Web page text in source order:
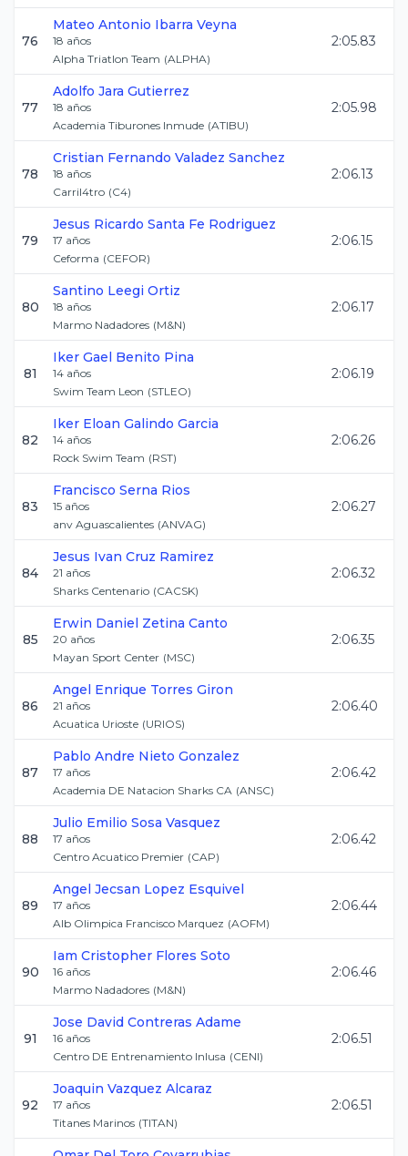
76
Mateo Antonio Ibarra Veyna
18 años
Alpha Triatlon Team (ALPHA)
2:05.83
77
Adolfo Jara Gutierrez
18 años
Academia Tiburones Inmude (ATIBU)
2:05.98
78
Cristian Fernando Valadez Sanchez
18 años
Carril4tro (C4)
2:06.13
79
Jesus Ricardo Santa Fe Rodriguez
17 años
Ceforma (CEFOR)
2:06.15
80
Santino Leegi Ortiz
18 años
Marmo Nadadores (M&N)
2:06.17
81
Iker Gael Benito Pina
14 años
Swim Team Leon (STLEO)
2:06.19
82
Iker Eloan Galindo Garcia
14 años
Rock Swim Team (RST)
2:06.26
83
Francisco Serna Rios
15 años
anv Aguascalientes (ANVAG)
2:06.27
84
Jesus Ivan Cruz Ramirez
21 años
Sharks Centenario (CACSK)
2:06.32
85
Erwin Daniel Zetina Canto
20 años
Mayan Sport Center (MSC)
2:06.35
86
Angel Enrique Torres Giron
21 años
Acuatica Urioste (URIOS)
2:06.40
87
Pablo Andre Nieto Gonzalez
17 años
Academia DE Natacion Sharks CA (ANSC)
2:06.42
88
Julio Emilio Sosa Vasquez
17 años
Centro Acuatico Premier (CAP)
2:06.42
89
Angel Jecsan Lopez Esquivel
17 años
Alb Olimpica Francisco Marquez (AOFM)
2:06.44
90
Iam Cristopher Flores Soto
16 años
Marmo Nadadores (M&N)
2:06.46
91
Jose David Contreras Adame
16 años
Centro DE Entrenamiento Inlusa (CENI)
2:06.51
92
Joaquin Vazquez Alcaraz
17 años
Titanes Marinos (TITAN)
2:06.51